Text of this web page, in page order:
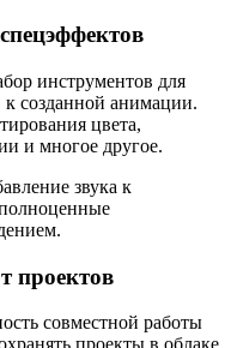
инструментов для
созданной анимации.
цвета,
и многое другое.
звука к
проектов
совместной работы